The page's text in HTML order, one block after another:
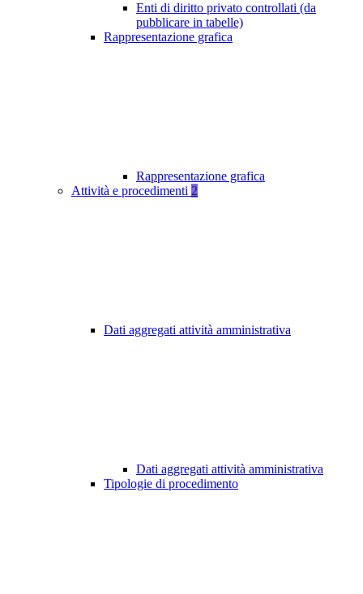
Enti di diritto privato controllati (da
pubblicare in tabelle)
Rappresentazione grafica
Rappresentazione grafica
Attività e procedimenti 2
Dati aggregati attività amministrativa
Dati aggregati attività amministrativa
Tipologie di procedimento